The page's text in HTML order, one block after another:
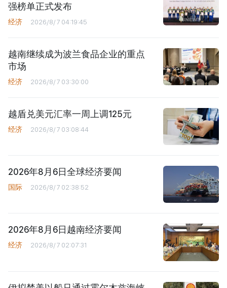
强榜单正式发布
经济 2026/8/7 04:19:45
越南继续成为波兰食品企业的重点
市场
经济 2026/8/7 03:30:00
越盾兑美元汇率一周上调125元
经济 2026/8/7 03:08:44
2026年8月6日全球经济要闻
国际 2026/8/7 02:38:52
2026年8月6日越南经济要闻
经济 2026/8/7 02:07:31